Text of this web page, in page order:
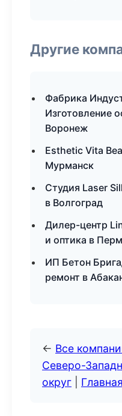
Другие
Фабрика
Изготовление
Воронеж
Esthetic Vita
Мурманск
Студия Laser
в Волгоград
Дилер-центр
и оптика в
ИП Бетон
ремонт в
← Все
Северо-
округ